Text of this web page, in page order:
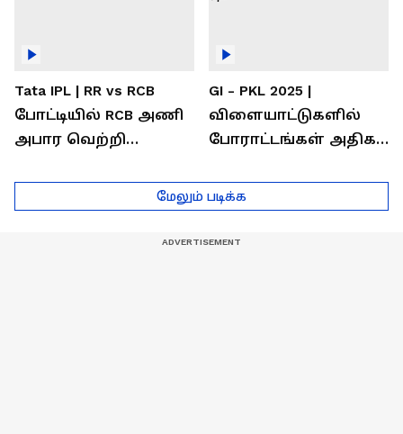
Tata IPL | RR vs RCB
போட்டியில் RCB அணி
அபார வெற்றி
டெல்லி செல்லும் RCB
அணி !
GI - PKL 2025 |
விளையாட்டுகளில்
போராட்டங்கள் அதிகம்
பயிற்சியாளர் பிரீத்தி
ரதி
மேலும் படிக்க